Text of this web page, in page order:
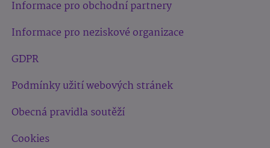
Informace pro obchodní partnery
Informace pro neziskové organizace
GDPR
Podmínky užití webových stránek
Obecná pravidla soutěží
Cookies